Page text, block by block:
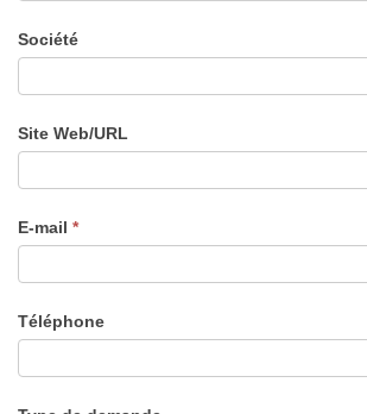
Société
Site Web/URL
E-mail *
Téléphone